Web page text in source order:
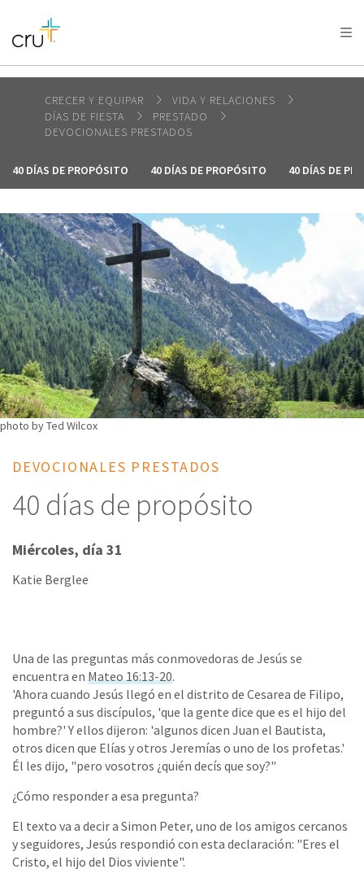
AFRICA
AMERICA / CARIBBEAN
OCEANIA
CRECER Y EQUIPAR
VIDA Y RELACIONES
DÍAS DE FIESTA
PRESTADO
DEVOCIONALES PRESTADOS
40 DÍAS DE PROPÓSITO 40 DÍAS DE PROPÓSITO 40 DÍAS DE
photo by Ted Wilcox
DEVOCIONALES PRESTADOS
40 días de propósito
Miércoles, día 31
Katie Berglee
Una de las preguntas más conmovedoras de Jesús se
encuentra en Mateo 16:13-20.
'Ahora cuando Jesús llegó en el distrito de Cesarea de Filipo,
preguntó a sus discípulos, 'que la gente dice que es el hijo del
hombre?' Y ellos dijeron: 'algunos dicen Juan el Bautista,
otros dicen que Elías y otros Jeremías o uno de los profetas.'
Él les dijo, "pero vosotros ¿quién decís que soy?"
¿Cómo responder a esa pregunta?
El texto va a decir a Simon Peter, uno de los amigos cercanos
y seguidores, Jesús respondió con esta declaración: "Eres el
Cristo, el hijo del Dios viviente".